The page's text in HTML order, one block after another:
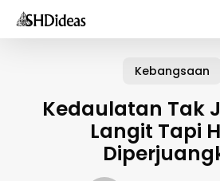
Skip
Kebangsaan
Kedaulatan Tak
Langit Tapi